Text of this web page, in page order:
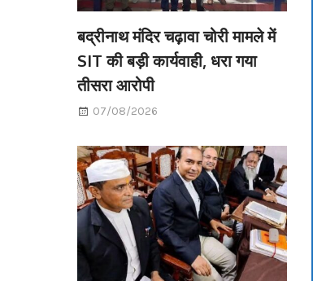
बद्रीनाथ मंदिर चढ़ावा चोरी मामले में
SIT की बड़ी कार्यवाही, धरा गया
तीसरा आरोपी
07/08/2026